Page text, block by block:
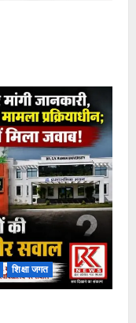
शिक्षा जगत